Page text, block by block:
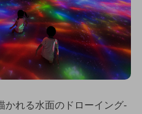
かれる水面のドローイング-